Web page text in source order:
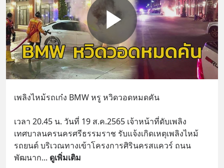
เพลิงไหม้รถเก๋ง BMW หรู หวิดวอดหมดคัน
เวลา 20.45 น. วันที่ 19 ส.ค.2565 เจ้าหน้าที่ดับเพลิง
เทศบาลนครนครศรีธรรมราช รับแจ้งเกิดเหตุเพลิงไหม้
รถยนต์ บริเวณทางเข้าโครงการศิรินครสแควร์ ถนน
พัฒนาก... ดูเพิ่มเติม